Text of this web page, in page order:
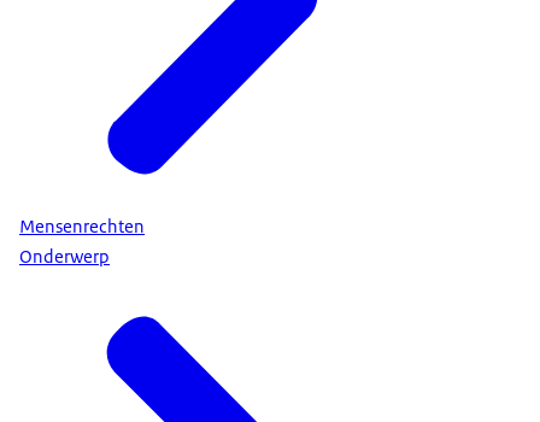
Mensenrechten
Onderwerp